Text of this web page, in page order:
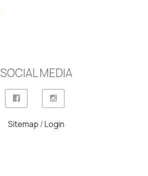
SOCIAL MEDIA
Sitemap /Login